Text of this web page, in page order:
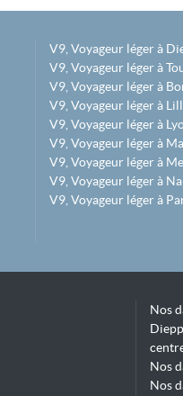
V9, Voyageur léger à
V9, Voyageur léger à
V9, Voyageur léger à
V9, Voyageur léger à
V9, Voyageur léger à
V9, Voyageur léger à
V9, Voyageur léger à
V9, Voyageur léger à
V9, Voyageur léger à
Nos
Nos
Nos